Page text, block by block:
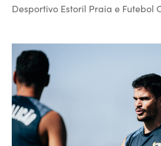
Desportivo Estoril Praia e Futebol